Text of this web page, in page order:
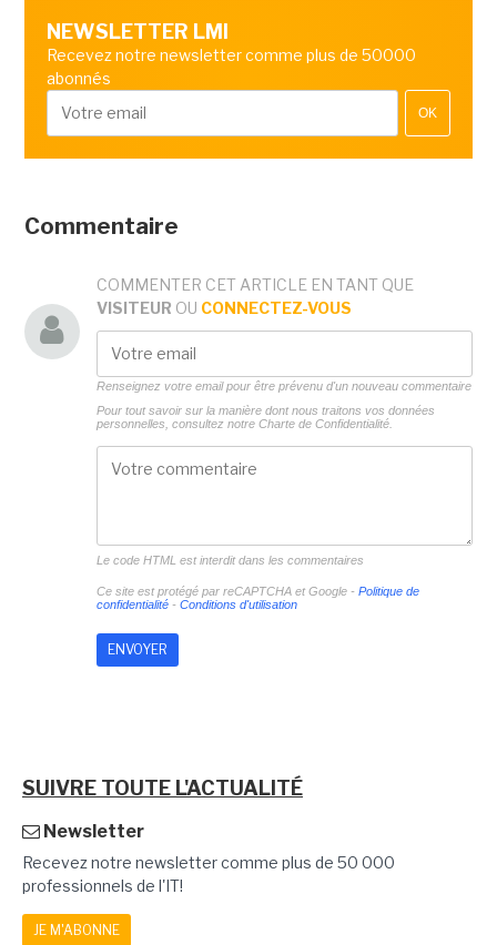
NEWSLETTER LMI
Recevez notre newsletter comme plus de 50000
abonnés
OK
Commentaire
COMMENTER CET ARTICLE EN TANT QUE
VISITEUR OU CONNECTEZ-VOUS
Renseignez votre email pour être prévenu d'un nouveau commentaire
Pour tout savoir sur la manière dont nous traitons vos données
personnelles, consultez notre Charte de Confidentialité.
Le code HTML est interdit dans les commentaires
Ce site est protégé par reCAPTCHA et Google - Politique de
confidentialité- Conditions d'utilisation
SUIVRE TOUTE L'ACTUALITÉ
Newsletter
Recevez notre newsletter comme plus de 50 000
professionnels de l'IT!
JE M'ABONNE